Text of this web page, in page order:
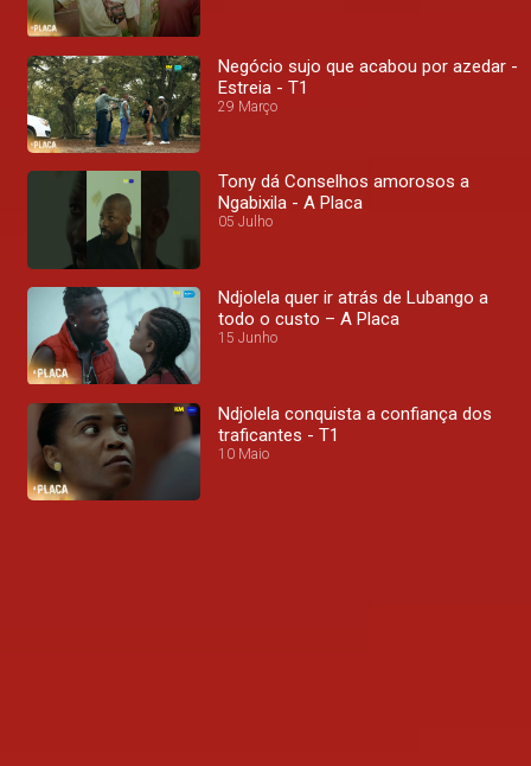
Negócio sujo que acabou por azedar -
Estreia - T1
29 Março
Tony dá Conselhos amorosos a
Ngabixila - A Placa
05 Julho
Ndjolela quer ir atrás de Lubango a
todo o custo – A Placa
15 Junho
Ndjolela conquista a confiança dos
traficantes - T1
10 Maio